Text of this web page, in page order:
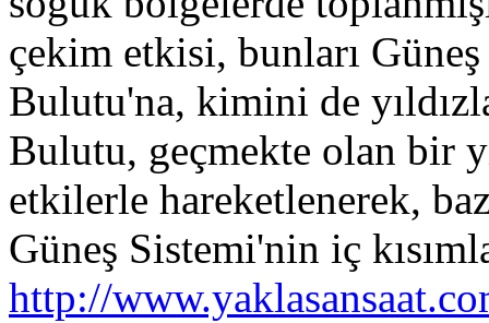
çekim etkisi, bunları
Bulutu'na, kimini de
Bulutu, geçmekte olan bir
etkilerle hareketlenerek,
Güneş Sistemi'nin iç
http://